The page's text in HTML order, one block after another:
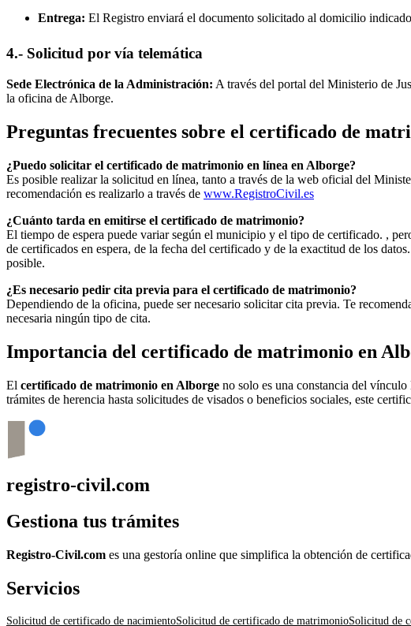
Entrega: El Registro enviará el documento solicitado al domicilio
4.- Solicitud por vía telemática
Sede Electrónica de la Administración: A través del portal del Ministerio de
la oficina de Alborge.
Preguntas frecuentes sobre el certificado de
¿Puedo solicitar el certificado de matrimonio en línea en Alborge?
Es posible realizar la solicitud en línea, tanto a través de la web oficial del
recomendación es realizarlo a través de www.RegistroCivil.es
¿Cuánto tarda en emitirse el certificado de matrimonio?
El tiempo de espera puede variar según el municipio y el tipo de certificado. ,
de certificados en espera, de la fecha del certificado y de la exactitud de los
posible.
¿Es necesario pedir cita previa para el certificado de matrimonio?
Dependiendo de la oficina, puede ser necesario solicitar cita previa. Te
necesaria ningún tipo de cita.
Importancia del certificado de matrimonio en
El certificado de matrimonio en Alborge no solo es una constancia del
trámites de herencia hasta solicitudes de visados o beneficios sociales, este
registro-civil.com
Gestiona tus trámites
Registro-Civil.com es una gestoría online que simplifica la obtención de
Servicios
Solicitud de certificado de nacimientoSolicitud de certificado de matrimonioSolicitud de